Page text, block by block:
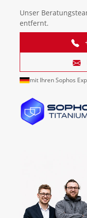
Unser
entfernt.
mit Ihren Sophos